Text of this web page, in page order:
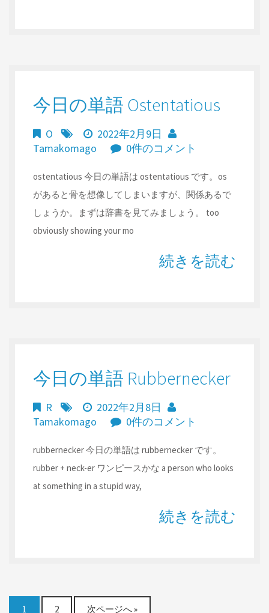
今日の単語 Ostentatious
O
2022年2月9日
Tamakomago
0件のコメント
ostentatious 今日の単語は ostentatious です。os
があると骨を想像してしまいますが、関係あるで
しょうか。まずは辞書を見てみましょう。 too
obviously showing your mo
続きを読む
今日の単語 Rubbernecker
R
2022年2月8日
Tamakomago
0件のコメント
rubbernecker 今日の単語は rubbernecker です。
rubber + neck-er ワンピースかな a person who looks
at something in a stupid way,
続きを読む
1 2 次ページへ »